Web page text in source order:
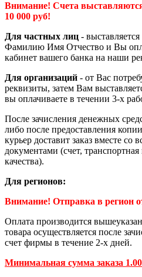
Внимание! Счета
10 000 руб!
Для частных лиц -
Фамилию Имя Отчество и Вы
кабинет вашего банка на наши
Для организаций - от Вас
реквизиты, затем Вам
вы оплачиваете в течении 3-х
После зачисления денежных
либо после предоставления
курьер доставит заказ вместе со
документами (счет,
качества).
Для регионов:
Внимание! Отправка в регион
Оплата производится
товара осуществляется после
счет фирмы в течение 2-х дней.
Минимальная сумма заказа